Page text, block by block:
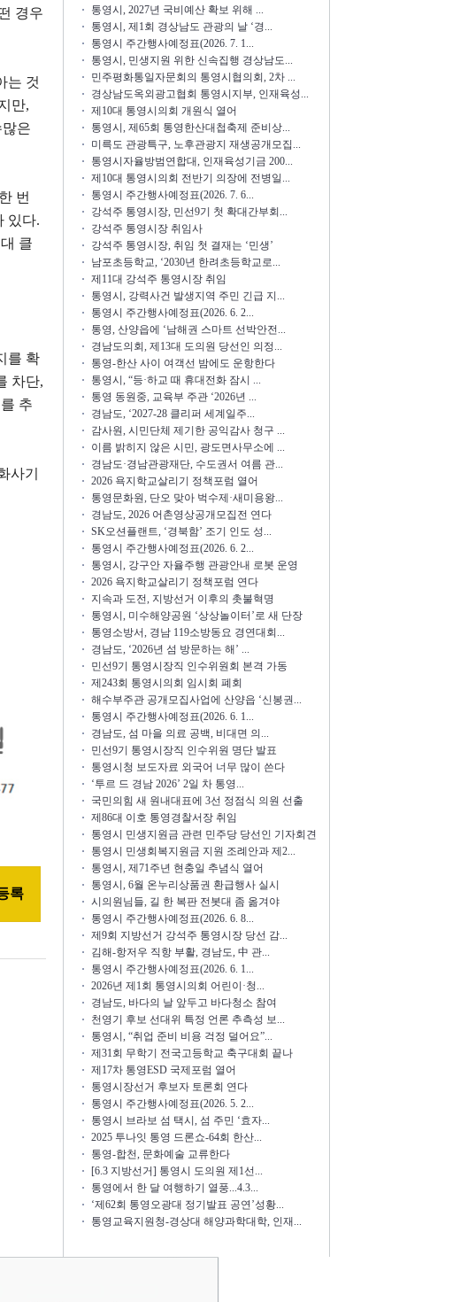
경우
는 것
만,
은
번
있다.
클
를 확
차단,
추
사기
통영시, 2027년 국비예산 확보 위해 ...
통영시, 제1회 경상남도 관광의 날 ‘경...
통영시 주간행사예정표(2026. 7. 1...
통영시, 민생지원 위한 신속집행 경상남도...
민주평화통일자문회의 통영시협의회, 2차 ...
경상남도옥외광고협회 통영시지부, 인재육성...
제10대 통영시의회 개원식 열어
통영시, 제65회 통영한산대첩축제 준비상...
미륵도 관광특구, 노후관광지 재생공개모집...
통영시자율방범연합대, 인재육성기금 200...
제10대 통영시의회 전반기 의장에 전병일...
통영시 주간행사예정표(2026. 7. 6...
강석주 통영시장, 민선9기 첫 확대간부회...
강석주 통영시장 취임사
강석주 통영시장, 취임 첫 결재는 ‘민생’
남포초등학교, ‘2030년 한려초등학교로...
제11대 강석주 통영시장 취임
통영시, 강력사건 발생지역 주민 긴급 지...
통영시 주간행사예정표(2026. 6. 2...
통영, 산양읍에 ‘남해권 스마트 선박안전...
경남도의회, 제13대 도의원 당선인 의정...
통영-한산 사이 여객선 밤에도 운항한다
통영시, “등·하교 때 휴대전화 잠시 ...
통영 동원중, 교육부 주관 ‘2026년 ...
경남도, ‘2027-28 클리퍼 세계일주...
감사원, 시민단체 제기한 공익감사 청구 ...
이름 밝히지 않은 시민, 광도면사무소에 ...
경남도·경남관광재단, 수도권서 여름 관...
2026 욕지학교살리기 정책포럼 열어
통영문화원, 단오 맞아 벅수제·새미용왕...
경남도, 2026 어촌영상공개모집전 연다
SK오션플랜트, ‘경북함’ 조기 인도 성...
통영시 주간행사예정표(2026. 6. 2...
통영시, 강구안 자율주행 관광안내 로봇 운영
2026 욕지학교살리기 정책포럼 연다
지속과 도전, 지방선거 이후의 촛불혁명
통영시, 미수해양공원 ‘상상놀이터’로 새 단장
통영소방서, 경남 119소방동요 경연대회...
경남도, ‘2026년 섬 방문하는 해’ ...
민선9기 통영시장직 인수위원회 본격 가동
제243회 통영시의회 임시회 폐회
해수부주관 공개모집사업에 산양읍 ‘신봉권...
통영시 주간행사예정표(2026. 6. 1...
경남도, 섬 마을 의료 공백, 비대면 의...
민선9기 통영시장직 인수위원 명단 발표
통영시청 보도자료 외국어 너무 많이 쓴다
‘투르 드 경남 2026’ 2일 차 통영...
국민의힘 새 원내대표에 3선 정점식 의원 선출
제86대 이호 통영경찰서장 취임
통영시 민생지원금 관련 민주당 당선인 기자회견
통영시 민생회복지원금 지원 조례안과 제2...
통영시, 제71주년 현충일 추념식 열어
통영시, 6월 온누리상품권 환급행사 실시
시의원님들, 길 한 복판 전봇대 좀 옮겨야
통영시 주간행사예정표(2026. 6. 8...
제9회 지방선거 강석주 통영시장 당선 감...
김해-항저우 직항 부활, 경남도, 中 관...
통영시 주간행사예정표(2026. 6. 1...
2026년 제1회 통영시의회 어린이·청...
경남도, 바다의 날 앞두고 바다청소 참여
천영기 후보 선대위 특정 언론 추측성 보...
통영시, “취업 준비 비용 걱정 덜어요”...
제31회 무학기 전국고등학교 축구대회 끝나
제17차 통영ESD 국제포럼 열어
통영시장선거 후보자 토론회 연다
통영시 주간행사예정표(2026. 5. 2...
통영시 브라보 섬 택시, 섬 주민 ‘효자...
2025 투나잇 통영 드론쇼-64회 한산...
통영-합천, 문화예술 교류한다
[6.3 지방선거] 통영시 도의원 제1선...
통영에서 한 달 여행하기 열풍...4.3...
‘제62회 통영오광대 정기발표 공연’성황...
통영교육지원청-경상대 해양과학대학, 인재...